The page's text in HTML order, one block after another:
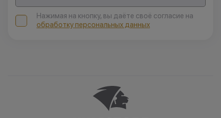
Нажимая на кнопку, вы даёте своё согласие на
обработку персональных данных